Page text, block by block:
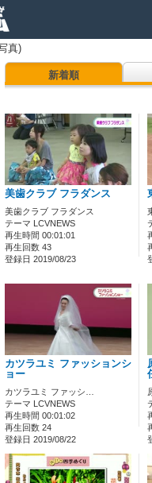
真)
新着順
美歯クラブ フラダンス
美歯クラブ フラダンス
テーマ LCVNEWS
再生時間 00:01:01
再生回数 43
登録日 2019/08/23
カツラユミ ファッションシ
ョー
カツラユミ ファッシ…
テーマ LCVNEWS
再生時間 00:01:02
再生回数 24
登録日 2019/08/22